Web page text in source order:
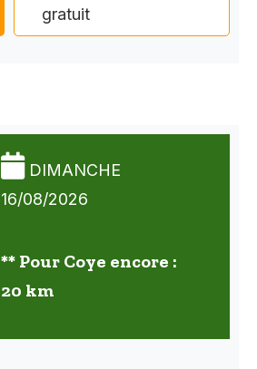
gratuit
DIMANCHE
16/08/2026
** Pour Coye encore :
20 km